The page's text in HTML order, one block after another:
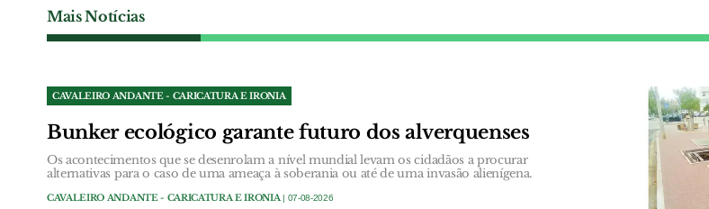
Mais Notícias
CAVALEIRO ANDANTE - CARICATURA E IRONIA
Bunker ecológico garante futuro dos alverquenses
Os acontecimentos que se desenrolam a nível mundial levam os cidadãos a procurar
alternativas para o caso de uma ameaça à soberania ou até de uma invasão alienígena.
CAVALEIRO ANDANTE - CARICATURA E IRONIA | 07-08-2026